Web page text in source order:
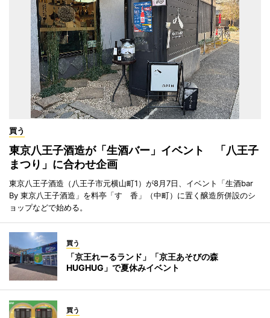
買う
東京八王子酒造が「生酒バー」イベント 「八王子
まつり」に合わせ企画
東京八王子酒造（八王子市元横山町1）が8月7日、イベント「生酒bar
By 東京八王子酒造」を料亭「すゞ香」（中町）に置く醸造所併設のシ
ョップなどで始める。
買う
「京王れーるランド」「京王あそびの森
HUGHUG」で夏休みイベント
買う